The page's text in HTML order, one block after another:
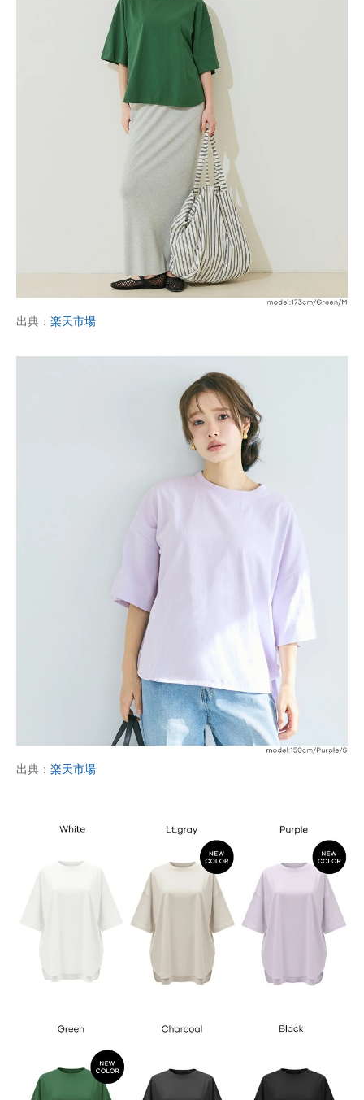
出典： 楽天市場
出典： 楽天市場